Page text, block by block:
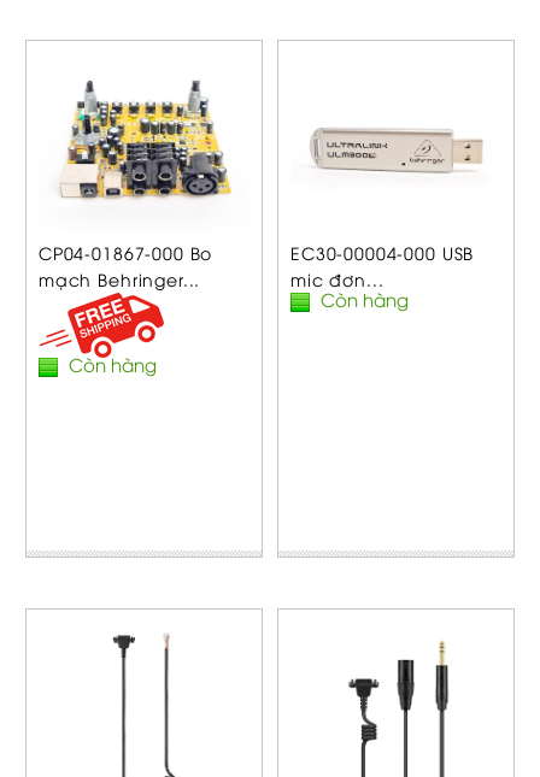
CP04-01867-000 Bo
mạch Behringer...
Còn hàng
EC30-00004-000 USB
mic đơn...
Còn hàng